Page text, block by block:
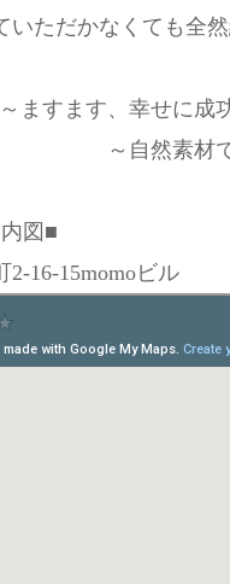
いただかなくても全
～ますます、幸せに成
～自然素材
図■
16-15momoビル